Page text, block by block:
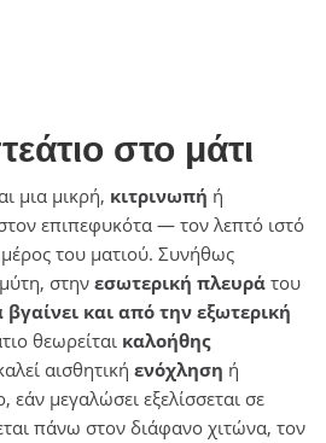
στο μάτι
μια μικρή, κιτρινωπή ή
επιπεφυκότα — τον λεπτό ιστό
του ματιού. Συνήθως
στην εσωτερική πλευρά του
και από την εξωτερική
θεωρείται καλοήθης
αισθητική ενόχληση ή
εάν μεγαλώσει εξελίσσεται σε
πάνω στον διάφανο χιτώνα, τον